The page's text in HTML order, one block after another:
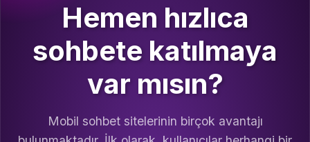
Hemen hızlıca
sohbete katılmaya
var mısın?
Mobil sohbet sitelerinin birçok avantajı